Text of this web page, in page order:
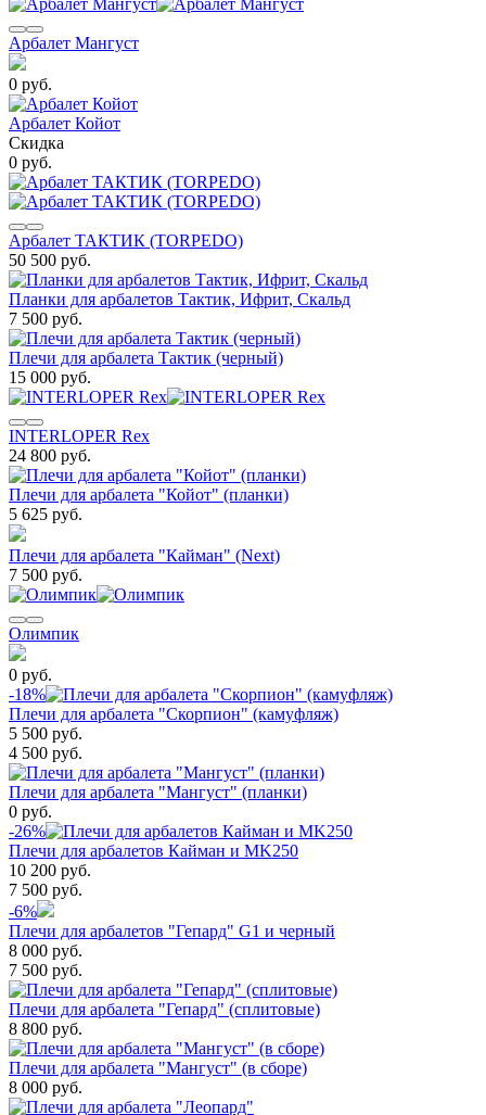
Арбалет Мангуст
0 руб.
Арбалет Койот
Скидка
0 руб.
Арбалет ТАКТИК (TORPEDO)
50 500 руб.
Планки для арбалетов Тактик, Ифрит, Скальд
7 500 руб.
Плечи для арбалета Тактик (черный)
15 000 руб.
INTERLOPER Rex
24 800 руб.
Плечи для арбалета "Койот" (планки)
5 625 руб.
Плечи для арбалета "Кайман" (Next)
7 500 руб.
Олимпик
0 руб.
-18%
Плечи для арбалета "Скорпион" (камуфляж)
5 500 руб.
4 500 руб.
Плечи для арбалета "Мангуст" (планки)
0 руб.
-26%
Плечи для арбалетов Кайман и MK250
10 200 руб.
7 500 руб.
-6%
Плечи для арбалетов "Гепард" G1 и черный
8 000 руб.
7 500 руб.
Плечи для арбалета "Гепард" (сплитовые)
8 800 руб.
Плечи для арбалета "Мангуст" (в сборе)
8 000 руб.